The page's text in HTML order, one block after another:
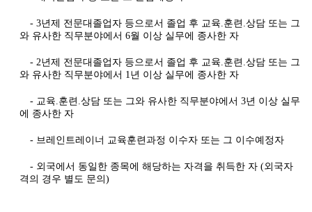
- 3년제 전문대졸업자 등으로서 졸업 후 교육.훈련.상담 또는 그
와 유사한 직무분야에서 6월 이상 실무에 종사한 자
- 2년제 전문대졸업자 등으로서 졸업 후 교육.훈련.상담 또는 그
와 유사한 직무분야에서 1년 이상 실무에 종사한 자
- 교육.훈련.상담 또는 그와 유사한 직무분야에서 3년 이상 실무
에 종사한 자
- 브레인트레이너 교육훈련과정 이수자 또는 그 이수예정자
- 외국에서 동일한 종목에 해당하는 자격을 취득한 자 (외국자
격의 경우 별도 문의)